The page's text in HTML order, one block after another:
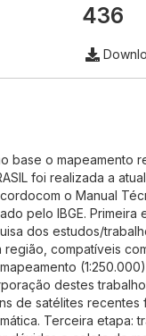
436
base o mapeamento
o Manual
pelo IBGE. Primeira etapa
dos estudos/
compatíveis
visando uma
destes trabalhos. Segunda
Terceira etapa: